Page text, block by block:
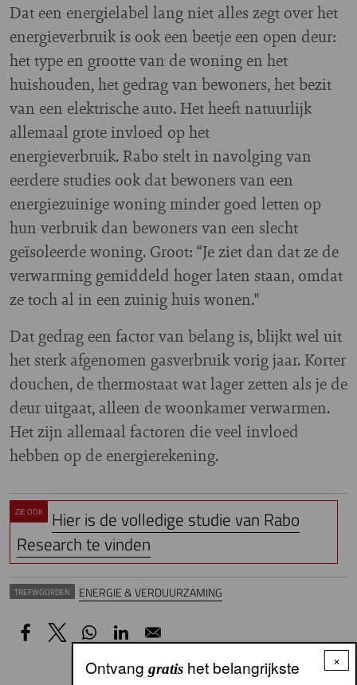
Dat een energielabel lang niet alles zegt over het
energieverbruik is ook een beetje een open deur:
het type en grootte van de woning en het
huishouden, het gedrag van bewoners, het bezit
van een elektrische auto. Het heeft natuurlijk
allemaal grote invloed op het
energieverbruik. Rabo stelt in navolging van
eerdere studies ook dat bewoners van een
energiezuinige woning minder goed letten op
hun verbruik dan bewoners van een slecht
geïsoleerde woning. Groot: “Je ziet dan dat ze de
verwarming gemiddeld hoger laten staan, omdat
ze toch al in een zuinig huis wonen."
Dat gedrag een factor van belang is, blijkt wel uit
het sterk afgenomen gasverbruik vorig jaar. Korter
douchen, de thermostaat wat lager zetten als je de
deur uitgaat, alleen de woonkamer verwarmen.
Het zijn allemaal factoren die veel invloed
hebben op de energierekening.
ZIE OOK
Hier is de volledige studie van Rabo
Research te vinden
TREFWOORDEN ENERGIE & VERDUURZAMING
×
Ontvang gratishet belangrijkste